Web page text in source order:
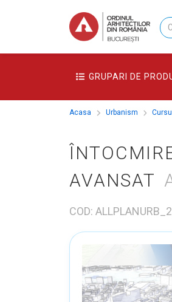
GRUPARI DE
Acasa Urbanism
AVANSAT
COD: